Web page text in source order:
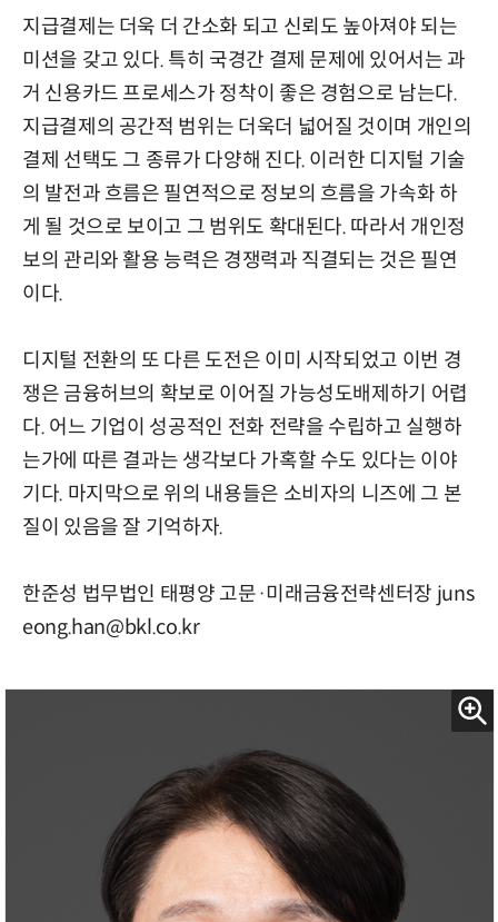
지급결제는 더욱 더 간소화 되고 신뢰도 높아져야 되는
미션을 갖고 있다. 특히 국경간 결제 문제에 있어서는 과
거 신용카드 프로세스가 정착이 좋은 경험으로 남는다.
지급결제의 공간적 범위는 더욱더 넓어질 것이며 개인의
결제 선택도 그 종류가 다양해 진다. 이러한 디지털 기술
의 발전과 흐름은 필연적으로 정보의 흐름을 가속화 하
게 될 것으로 보이고 그 범위도 확대된다. 따라서 개인정
보의 관리와 활용 능력은 경쟁력과 직결되는 것은 필연
이다.
디지털 전환의 또 다른 도전은 이미 시작되었고 이번 경
쟁은 금융허브의 확보로 이어질 가능성도배제하기 어렵
다. 어느 기업이 성공적인 전화 전략을 수립하고 실행하
는가에 따른 결과는 생각보다 가혹할 수도 있다는 이야
기다. 마지막으로 위의 내용들은 소비자의 니즈에 그 본
질이 있음을 잘 기억하자.
한준성 법무법인 태평양 고문·미래금융전략센터장 juns
eong.han@bkl.co.kr